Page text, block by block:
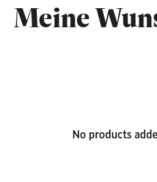
Meine
No products